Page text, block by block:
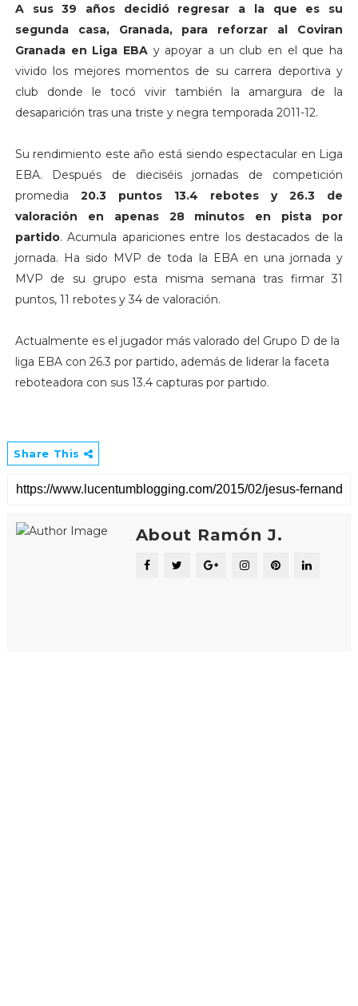
A sus 39 años decidió regresar a la que es su
segunda casa, Granada, para reforzar al Coviran
Granada en Liga EBAy apoyar a un club en el que ha
vivido los mejores momentos de su carrera deportiva y
club donde le tocó vivir también la amargura de la
desaparición tras una triste y negra temporada 2011-12.
Su rendimiento este año está siendo espectacular en Liga
EBA. Después de dieciséis jornadas de competición
promedia 20.3 puntos 13.4 rebotes y 26.3 de
valoración en apenas 28 minutos en pista por
partido. Acumula apariciones entre los destacados de la
jornada. Ha sido MVP de toda la EBA en una jornada y
MVP de su grupo esta misma semana tras firmar 31
puntos, 11 rebotes y 34 de valoración.
Actualmente es el jugador más valorado del Grupo D de la
liga EBA con 26.3 por partido, además de liderar la faceta
reboteadora con sus 13.4 capturas por partido.
Share This
About Ramón J.